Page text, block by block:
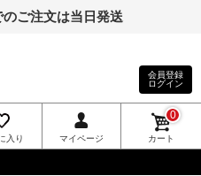
ご注文は当日発送
会員登録
ログイン
入り マイページ カート
0